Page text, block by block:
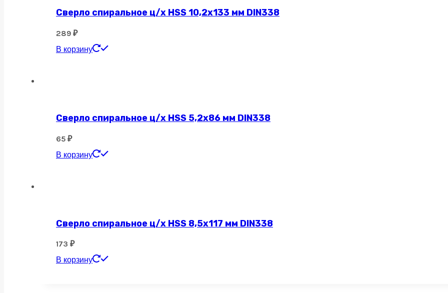
Сверло спиральное ц/х HSS 10,2х133 мм DIN338
289 ₽
В корзину
Сверло спиральное ц/х HSS 5,2х86 мм DIN338
65 ₽
В корзину
Сверло спиральное ц/х HSS 8,5х117 мм DIN338
173 ₽
В корзину